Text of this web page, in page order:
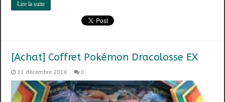
Lire la suite
[Achat] Coffret Pokémon Dracolosse EX
31 décembre 2016 0